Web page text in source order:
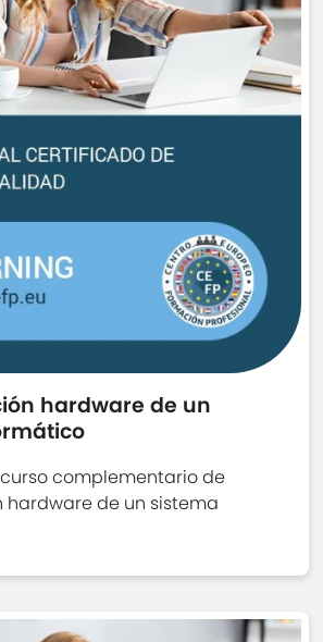
hardware de un
complementario de
hardware de un sistema